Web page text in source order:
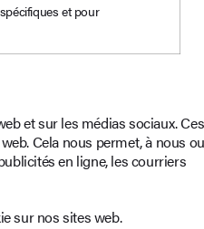
et pour
et sur les médias sociaux. Ces
Cela nous permet, à nous
en ligne, les courriers
sur nos sites web.